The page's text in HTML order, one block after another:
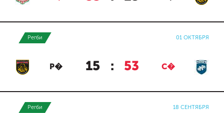
Регби 01 ОКТЯБРЯ
Р� 15 : 53 С�
Регби 18 СЕНТЯБРЯ